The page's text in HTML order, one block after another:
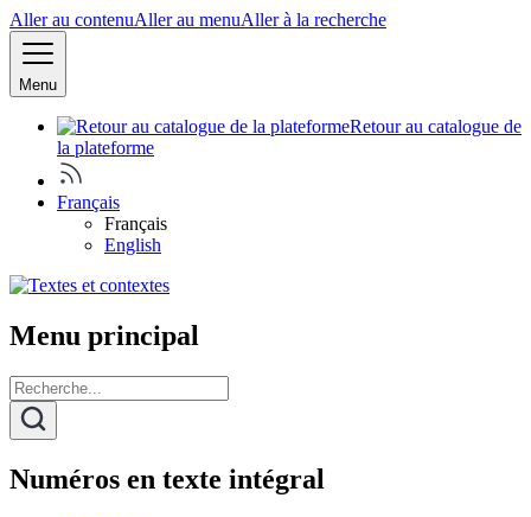
Aller au contenuAller au menuAller à la recherche
Menu
Retour au catalogue de
la plateforme
Français
Français
English
Menu principal
Numéros en texte intégral